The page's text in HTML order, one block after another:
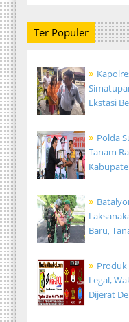
Ter Populer
Ekstasi
Polda
Tanam
Baru,
Produk
Legal,
Dijerat